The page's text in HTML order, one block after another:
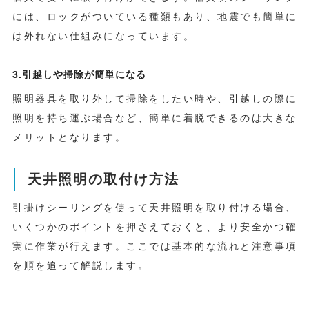
には、ロックがついている種類もあり、地震でも簡単に
は外れない仕組みになっています。
3.引越しや掃除が簡単になる
照明器具を取り外して掃除をしたい時や、引越しの際に
照明を持ち運ぶ場合など、簡単に着脱できるのは大きな
メリットとなります。
天井照明の取付け方法
引掛けシーリングを使って天井照明を取り付ける場合、
いくつかのポイントを押さえておくと、より安全かつ確
実に作業が行えます。ここでは基本的な流れと注意事項
を順を追って解説します。